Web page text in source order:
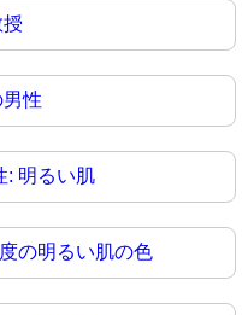
性
: 明るい肌
の明るい肌の色